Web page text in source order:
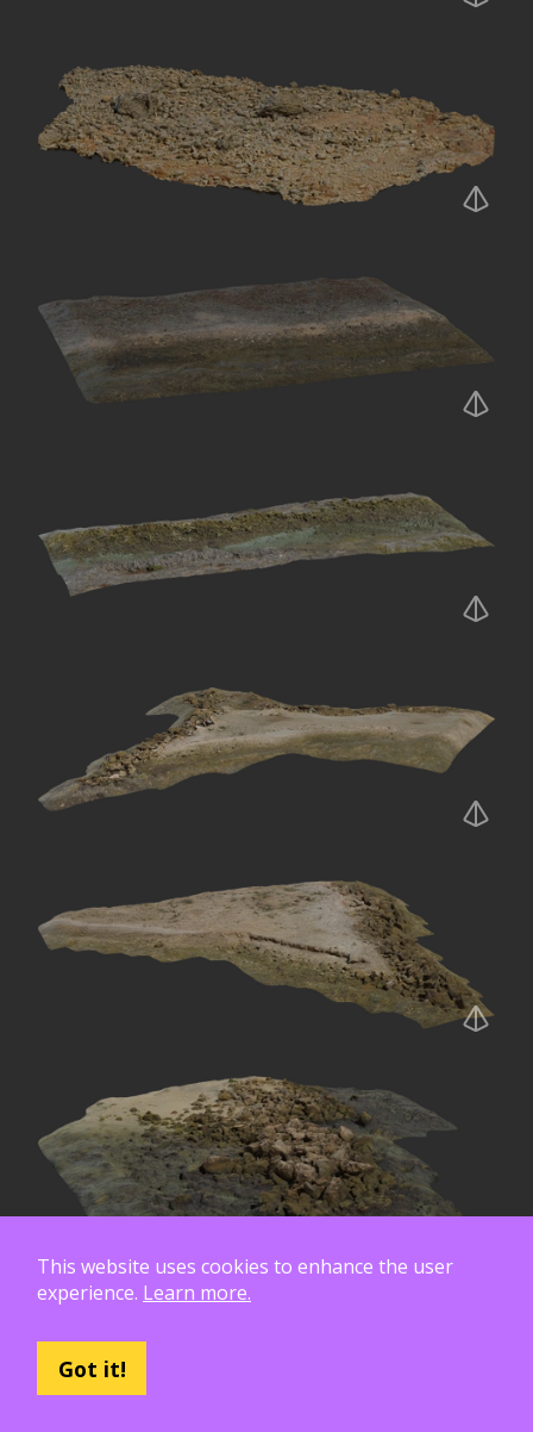
This website uses cookies to enhance the user
experience. Learn more.
Got it!